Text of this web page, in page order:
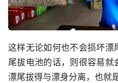
这样无论如何也不会损坏
尾拔电池的话，则很容易
漂尾拔得与漂身分离，也就